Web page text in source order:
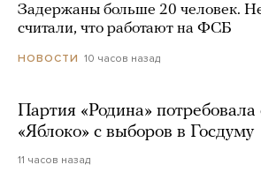
Задержаны больше 20 человек.
считали, что работают на ФСБ
НОВОСТИ 10 часов назад
Партия «Родина» потребовала
«Яблоко» с выборов в Госдуму
11 часов назад